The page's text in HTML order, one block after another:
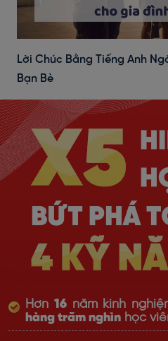
Lời Chúc Bằng Tiếng Anh
Bạn Bè
Hơn 16năm kinh
hàng trăm nghìn học